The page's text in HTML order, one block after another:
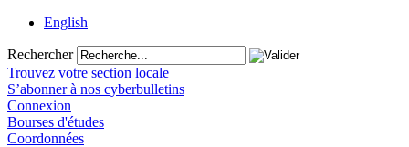
English
Rechercher
Trouvez votre section locale
S’abonner à nos cyberbulletins
Connexion
Bourses d'études
Coordonnées